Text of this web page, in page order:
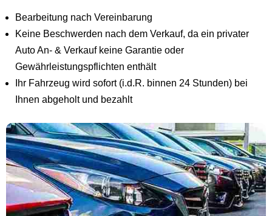
Bearbeitung nach Vereinbarung
Keine Beschwerden nach dem Verkauf, da ein privater
Auto An- & Verkauf keine Garantie oder
Gewährleistungspflichten enthält
Ihr Fahrzeug wird sofort (i.d.R. binnen 24 Stunden) bei
Ihnen abgeholt und bezahlt